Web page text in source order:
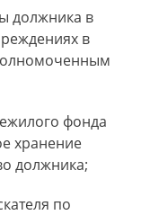
должника в
в
фонда
хранение
должника;
по